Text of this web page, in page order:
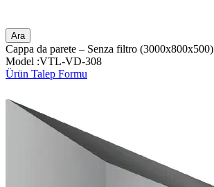
Ara
Cappa da parete – Senza filtro (3000x800x500)
Model :VTL-VD-308
Ürün Talep Formu